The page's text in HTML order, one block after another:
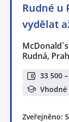
Rudné u
vydělat
Rudná,
33 500
Zveřejněno: